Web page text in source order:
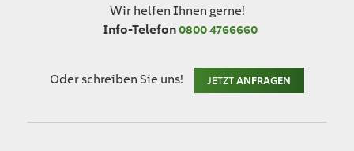
Wir helfen Ihnen gerne!
Info-Telefon0800 4766660
Oder schreiben Sie uns! JETZTANFRAGEN